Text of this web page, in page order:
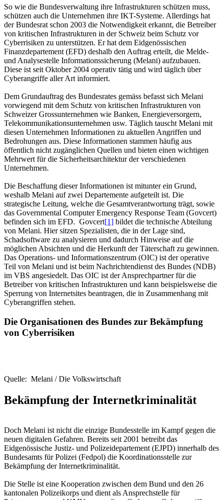
So wie die Bundesverwaltung ihre Infrastrukturen schützen muss,
schützen auch die Unternehmen ihre IKT-Systeme. Allerdings hat
der Bundesrat schon 2003 die Notwendigkeit erkannt, die Betreiber
von kritischen Infrastrukturen in der Schweiz beim Schutz vor
Cyberrisiken zu unterstützen. Er hat dem Eidgenössischen
Finanzdepartement (EFD) deshalb den Auftrag erteilt, die Melde-
und Analysestelle Informationssicherung (Melani) aufzubauen.
Diese ist seit Oktober 2004 operativ tätig und wird täglich über
Cyberangriffe aller Art informiert.
Dem Grundauftrag des Bundesrates gemäss befasst sich Melani
vorwiegend mit dem Schutz von kritischen Infrastrukturen von
Schweizer Grossunternehmen wie Banken, Energieversorgern,
Telekommunikationsunternehmen usw. Täglich tauscht Melani mit
diesen Unternehmen Informationen zu aktuellen Angriffen und
Bedrohungen aus. Diese Informationen stammen häufig aus
öffentlich nicht zugänglichen Quellen und bieten einen wichtigen
Mehrwert für die Sicherheitsarchitektur der verschiedenen
Unternehmen.
Die Beschaffung dieser Informationen ist mitunter ein Grund,
weshalb Melani auf zwei Departemente aufgeteilt ist. Die
strategische Leitung, welche die Gesamtverantwortung trägt, sowie
das Governmental Computer Emergency Response Team (Govcert)
befinden sich im EFD. Govcert[1] bildet die technische Abteilung
von Melani. Hier sitzen Spezialisten, die in der Lage sind,
Schadsoftware zu analysieren und dadurch Hinweise auf die
möglichen Absichten und die Herkunft der Täterschaft zu gewinnen.
Das Operations- und Informationszentrum (OIC) ist der operative
Teil von Melani und ist beim Nachrichtendienst des Bundes (NDB)
im VBS angesiedelt. Das OIC ist der Ansprechpartner für die
Betreiber von kritischen Infrastrukturen und kann beispielsweise die
Sperrung von Internetsites beantragen, die in Zusammenhang mit
Cyberangriffen stehen.
Die Organisationen des Bundes zur Bekämpfung
von Cyberrisiken
Quelle: Melani / Die Volkswirtschaft
Bekämpfung der Internetkriminalität
Doch Melani ist nicht die einzige Bundesstelle im Kampf gegen die
neuen digitalen Gefahren. Bereits seit 2001 betreibt das
Eidgenössische Justiz- und Polizeidepartement (EJPD) innerhalb des
Bundesamts für Polizei (Fedpol) die Koordinationsstelle zur
Bekämpfung der Internetkriminalität.
Die Stelle ist eine Kooperation zwischen dem Bund und den 26
kantonalen Polizeikorps und dient als Ansprechstelle für